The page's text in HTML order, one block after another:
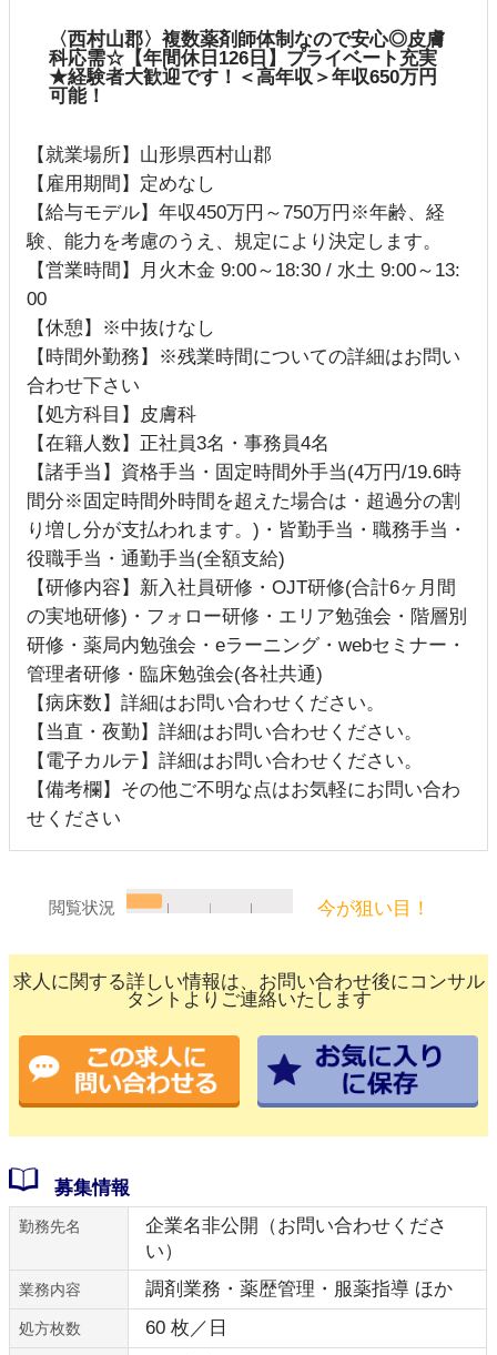
〈西村山郡〉複数薬剤師体制なので安心◎皮膚
科応需☆【年間休日126日】プライベート充実
★経験者大歓迎です！＜高年収＞年収650万円
可能！
【就業場所】山形県西村山郡
【雇用期間】定めなし
【給与モデル】年収450万円～750万円※年齢、経
験、能力を考慮のうえ、規定により決定します。
【営業時間】月火木金 9:00～18:30 / 水土 9:00～13:
00
【休憩】※中抜けなし
【時間外勤務】※残業時間についての詳細はお問い
合わせ下さい
【処方科目】皮膚科
【在籍人数】正社員3名・事務員4名
【諸手当】資格手当・固定時間外手当(4万円/19.6時
間分※固定時間外時間を超えた場合は・超過分の割
り増し分が支払われます。)・皆勤手当・職務手当・
役職手当・通勤手当(全額支給)
【研修内容】新入社員研修・OJT研修(合計6ヶ月間
の実地研修)・フォロー研修・エリア勉強会・階層別
研修・薬局内勉強会・eラーニング・webセミナー・
管理者研修・臨床勉強会(各社共通)
【病床数】詳細はお問い合わせください。
【当直・夜勤】詳細はお問い合わせください。
【電子カルテ】詳細はお問い合わせください。
【備考欄】その他ご不明な点はお気軽にお問い合わ
せください
閲覧状況 今が狙い目！
求人に関する詳しい情報は、お問い合わせ後にコンサル
タントよりご連絡いたします
募集情報
勤務先名
企業名非公開（お問い合わせくださ
い）
業務内容 調剤業務・薬歴管理・服薬指導 ほか
処方枚数 60 枚／日